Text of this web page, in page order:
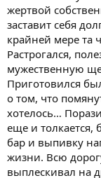
жертвой
заставит себя
крайней мере та
Растрогался,
мужественную
Приготовился
о том, что
хотелось…
еще и толкается,
бар и выпивку
жизни. Всю
выплескивал на